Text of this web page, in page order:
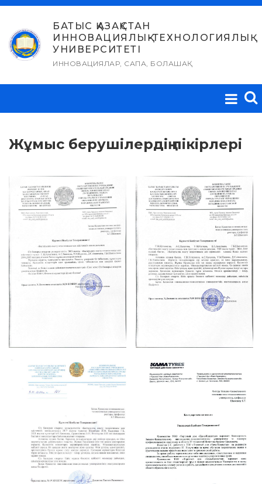
Skip
content
БАТЫС ҚАЗАҚСТАН
ИННОВАЦИЯЛЫҚ-ТЕХНОЛОГИЯЛЫҚ
УНИВЕРСИТЕТІ
ИННОВАЦИЯЛАР, САПА, БОЛАШАҚ
Жұмыс берушілердің пікірлері